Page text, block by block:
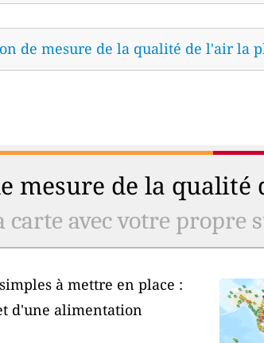
de mesure de la qualité de l'air la
mesure de la
avec votre propre
à mettre en place :
d'une alimentation